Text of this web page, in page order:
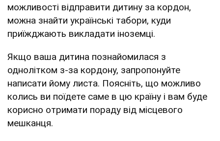
можливості відправити дитину за кордон,
можна знайти українські табори, куди
приїжджають викладати іноземці.
Якщо ваша дитина познайомилася з
однолітком з-за кордону, запропонуйте
написати йому листа. Поясніть, що можливо
колись ви поїдете саме в цю країну і вам буде
корисно отримати пораду від місцевого
мешканця.